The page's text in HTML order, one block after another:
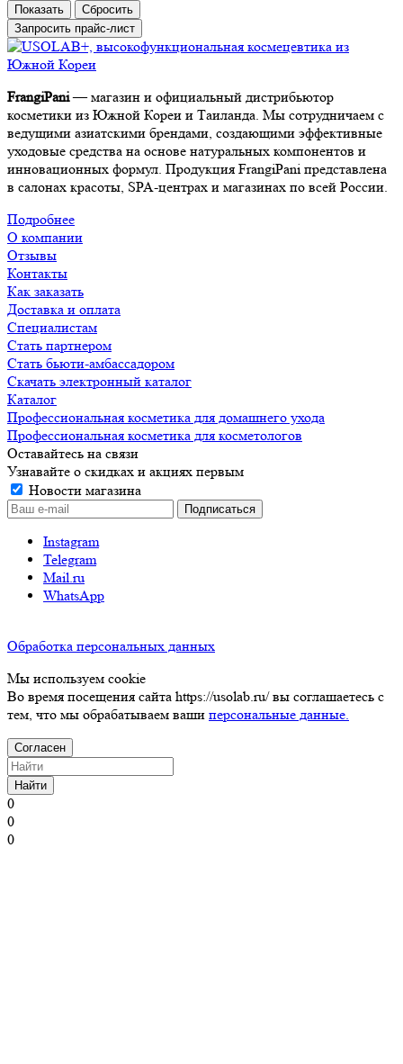
Сбросить
Запросить прайс-лист
FrangiPani— магазин и официальный дистрибьютор
косметики из Южной Кореи и Таиланда. Мы сотрудничаем с
ведущими азиатскими брендами, создающими эффективные
уходовые средства на основе натуральных компонентов и
инновационных формул. Продукция FrangiPani представлена
в салонах красоты, SPA-центрах и магазинах по всей России.
Подробнее
О компании
Отзывы
Контакты
Как заказать
Доставка и оплата
Специалистам
Стать партнером
Стать бьюти-амбассадором
Скачать электронный каталог
Каталог
Профессиональная косметика для домашнего ухода
Профессиональная косметика для косметологов
Оставайтесь на связи
Узнавайте о скидках и акциях первым
Новости магазина
Instagram
Telegram
Mail.ru
WhatsApp
Обработка персональных данных
Мы используем cookie
Во время посещения сайта https://usolab.ru/ вы соглашаетесь с
тем, что мы обрабатываем ваши персональные данные.
Согласен
Найти
0
0
0